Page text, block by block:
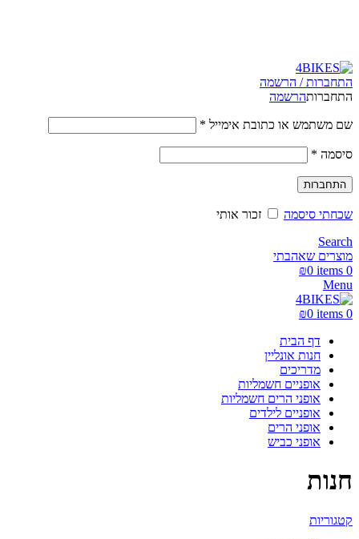
התחברות / הרשמה
התחברותהרשמה
שם משתמש או כתובת אימייל *
סיסמה *
התחברות
שכחתי סיסמה
זכור אותי
Search
מוצרים שאהבתי
0
items
₪0
Menu
0
items
₪0
דף הבית
חנות אונליין
מדריכים
אופניים חשמליות
אופני הרים חשמליות
אופניים לילדים
אופני הרים
אופני כביש
חנות
קטגוריות